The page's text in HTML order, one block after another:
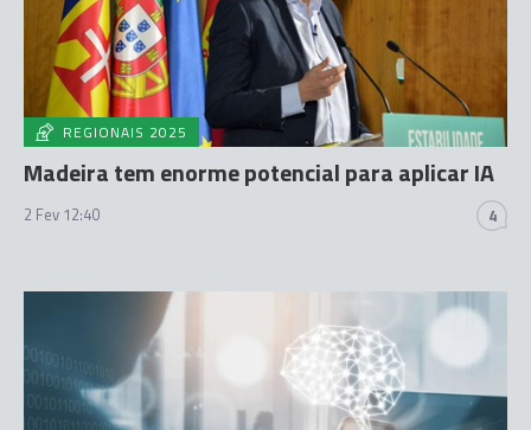
REGIONAIS 2025
Madeira tem enorme potencial para aplicar IA
2 Fev 12:40 4